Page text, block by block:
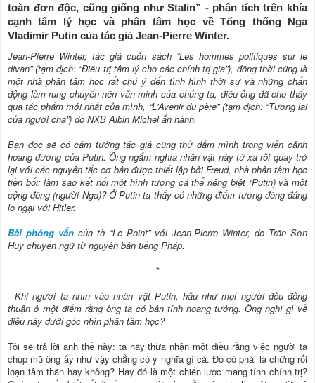
toàn đơn độc, cũng giống như Stalin” - phân tích trên khía
cạnh tâm lý học và phân tâm học về Tổng thống Nga
Vladimir Putin của tác giả Jean-Pierre Winter.
Jean-Pierre Winter, tác giả cuốn sách “Les hommes politiques sur le
divan” (tạm dịch: “Điều trị tâm lý cho các chính trị gia”), đồng thời cũng là
một nhà phân tâm học rất chú ý đến tình hình thời sự và những chấn
động làm rung chuyến nền văn minh của chúng ta, điều ông đã cho thấy
qua tác phẩm mới nhất của mình, “L'Avenir du père” (tạm dịch: “Tương lai
của người cha”) do NXB Albin Michel ấn hành.
Bạn đọc sẽ có cảm tưởng tác giả cũng thử đắm mình trong viễn cảnh
hoang đường của Putin. Ông ngắm nghía nhân vật này từ xa rồi quay trở
lại với các nguyên tắc cơ bản được thiết lập bởi Freud, nhà phân tâm học
tiền bối: làm sao kết nối một hình tượng cá thể riêng biệt (Putin) và một
cộng đồng (người Nga)? Ở Putin ta thấy có những điểm tương đồng đáng
lo ngại với Hitler.
Bài phỏng vấn của tờ “Le Point” với Jean-Pierre Winter, do Trần Sơn
Huy chuyển ngữ từ nguyên bản tiếng Pháp.
*
- Khi người ta nhìn vào nhân vật Putin, hầu như mọi người đều đồng
thuận ở một điểm rằng ông ta có bản tính hoang tưởng. Ông nghĩ gì về
điều này dưới góc nhìn phân tâm học?
Tôi sẽ trả lời anh thế này: ta hãy thừa nhận một điều rằng việc người ta
chụp mũ ông ấy như vậy chẳng có ý nghĩa gì cả. Đó có phải là chứng rối
loạn tâm thần hay không? Hay đó là một chiến lược mang tính chính trị?